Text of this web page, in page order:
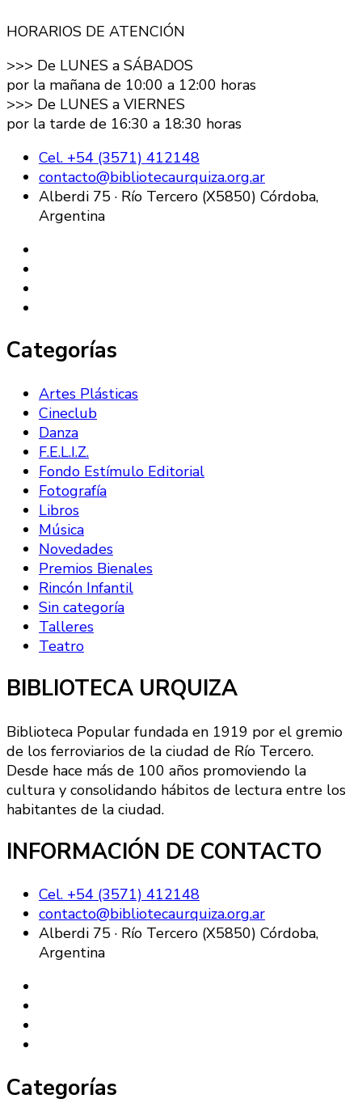
HORARIOS DE ATENCIÓN
>>> De LUNES a SÁBADOS
por la mañana de 10:00 a 12:00 horas
>>> De LUNES a VIERNES
por la tarde de 16:30 a 18:30 horas
Cel. +54 (3571) 412148
contacto@bibliotecaurquiza.org.ar
Alberdi 75 · Río Tercero (X5850) Córdoba,
Argentina
Categorías
Artes Plásticas
Cineclub
Danza
F.E.L.I.Z.
Fondo Estímulo Editorial
Fotografía
Libros
Música
Novedades
Premios Bienales
Rincón Infantil
Sin categoría
Talleres
Teatro
BIBLIOTECA URQUIZA
Biblioteca Popular fundada en 1919 por el gremio
de los ferroviarios de la ciudad de Río Tercero.
Desde hace más de 100 años promoviendo la
cultura y consolidando hábitos de lectura entre los
habitantes de la ciudad.
INFORMACIÓN DE CONTACTO
Cel. +54 (3571) 412148
contacto@bibliotecaurquiza.org.ar
Alberdi 75 · Río Tercero (X5850) Córdoba,
Argentina
Categorías